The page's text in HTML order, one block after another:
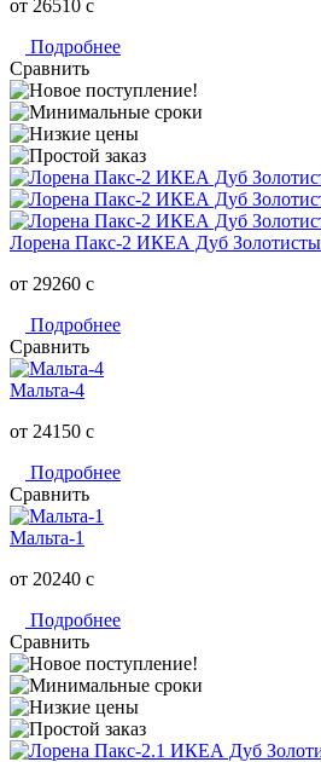
от 26510 c
Подробнее
Сравнить
Лорена Пакс-2 ИКЕА Дуб
от 29260 c
Подробнее
Сравнить
Мальта-4
от 24150 c
Подробнее
Сравнить
Мальта-1
от 20240 c
Подробнее
Сравнить